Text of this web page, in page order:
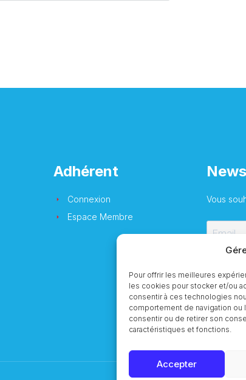
Pour offrir les meilleures
les cookies pour stocker et/ou
consentir à ces technologies
comportement de navigation ou
consentir ou de retirer son
caractéristiques et fonctions.
Accepter
Adhérent
Connexion
Espace Membre
Vous